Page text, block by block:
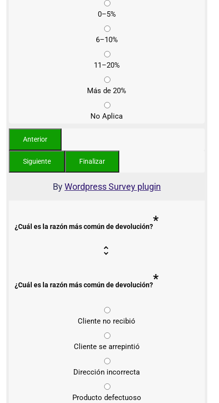
0–5%
6–10%
11–20%
Más de 20%
No Aplica
ByWordpress Survey plugin
¿Cuál es la razón más común de devolución?*
¿Cuál es la razón más común de devolución?*
Cliente no recibió
Cliente se arrepintió
Dirección incorrecta
Producto defectuoso